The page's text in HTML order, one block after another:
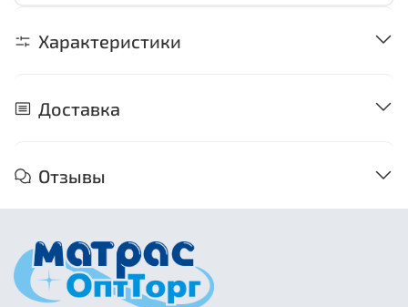
Характеристики
Доставка
Отзывы